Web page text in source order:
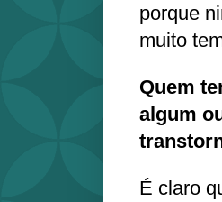
porque
muito
Quem
algum
É claro